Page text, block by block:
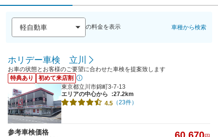
の料金を表示 車種から検索
ホリデー車検 立川
お車の状態とお客様のご要望に合わせた車検を提案致します
特典あり
初めて来店割
東京都立川市錦町3-7-13
エリアの中心から
:27.2km
4.5 （23件）
参考車検価格